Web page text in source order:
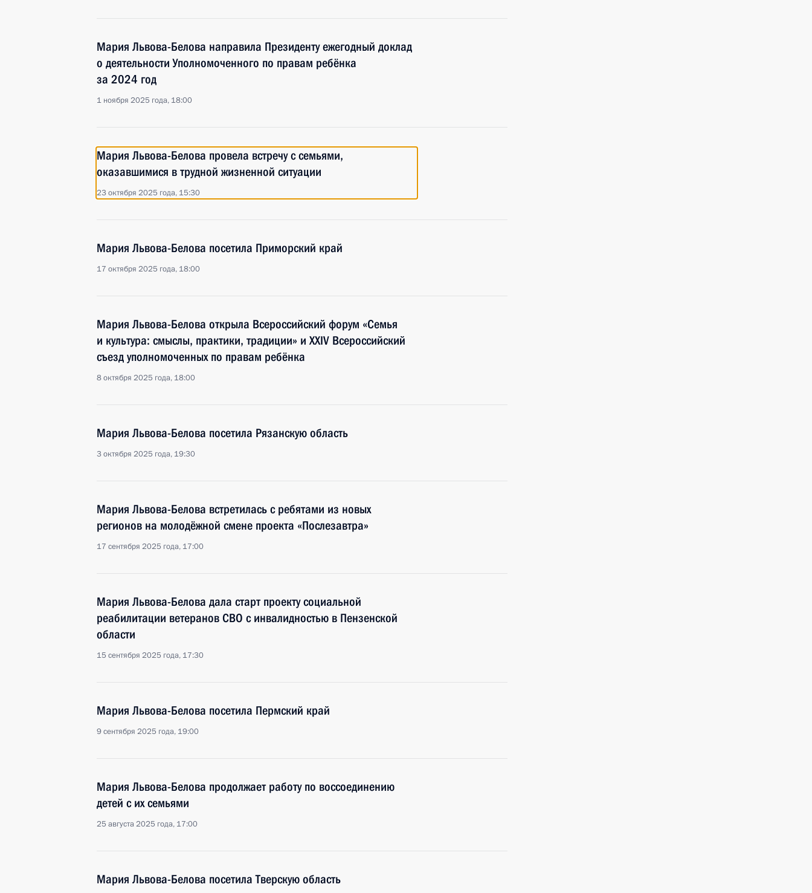
Мария Львова-Белова направила Президенту ежегодный доклад
о деятельности Уполномоченного по правам ребёнка
за 2024 год
1 ноября 2025 года, 18:00
Мария Львова-Белова провела встречу с семьями,
оказавшимися в трудной жизненной ситуации
23 октября 2025 года, 15:30
Мария Львова-Белова посетила Приморский край
17 октября 2025 года, 18:00
Мария Львова-Белова открыла Всероссийский форум «Семья
и культура: смыслы, практики, традиции» и XXIV Всероссийский
съезд уполномоченных по правам ребёнка
8 октября 2025 года, 18:00
Мария Львова-Белова посетила Рязанскую область
3 октября 2025 года, 19:30
Мария Львова-Белова встретилась с ребятами из новых
регионов на молодёжной смене проекта «Послезавтра»
17 сентября 2025 года, 17:00
Мария Львова-Белова дала старт проекту социальной
реабилитации ветеранов СВО с инвалидностью в Пензенской
области
15 сентября 2025 года, 17:30
Мария Львова-Белова посетила Пермский край
9 сентября 2025 года, 19:00
Мария Львова-Белова продолжает работу по воссоединению
детей с их семьями
25 августа 2025 года, 17:00
Мария Львова-Белова посетила Тверскую область